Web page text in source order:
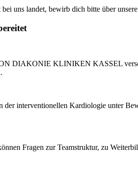
uns landet, bewirb dich bitte über
DIAKONIE KLINIKEN KASSEL
interventionellen Kardiologie unter
Fragen zur Teamstruktur, zu